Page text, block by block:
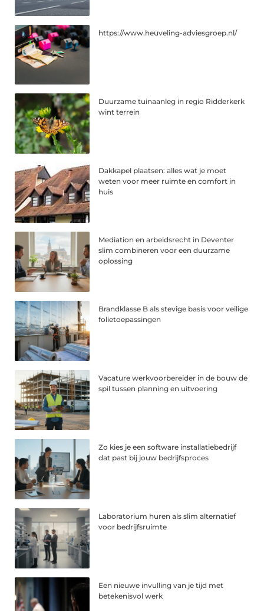
https://www.heuveling-adviesgroep.nl/
Duurzame tuinaanleg in regio Ridderkerk
wint terrein
Dakkapel plaatsen: alles wat je moet
weten voor meer ruimte en comfort in
huis
Mediation en arbeidsrecht in Deventer
slim combineren voor een duurzame
oplossing
Brandklasse B als stevige basis voor veilige
folietoepassingen
Vacature werkvoorbereider in de bouw de
spil tussen planning en uitvoering
Zo kies je een software installatiebedrijf
dat past bij jouw bedrijfsproces
Laboratorium huren als slim alternatief
voor bedrijfsruimte
Een nieuwe invulling van je tijd met
betekenisvol werk